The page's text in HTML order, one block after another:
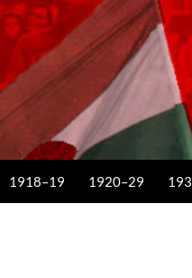
1918–19 1920–29